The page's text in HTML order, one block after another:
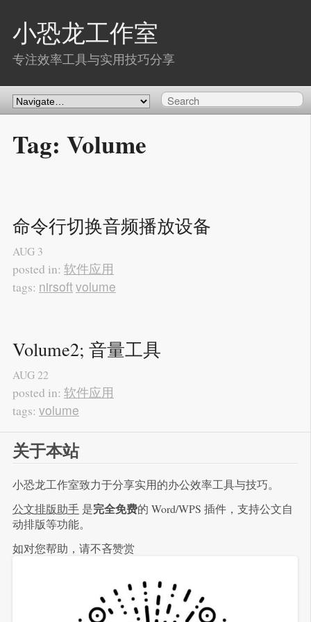
小恐龙工作室
专注效率工具与实用技巧分享
Tag: Volume
命令行切换音频播放设备
AUG 3
posted in: 软件应用
tags: nirsoftvolume
Volume2; 音量工具
AUG 22
posted in: 软件应用
tags: volume
关于本站
小恐龙工作室致力于分享实用的办公效率工具与技巧。
公文排版助手 是完全免费的 Word/WPS 插件，支持公文自
动排版等功能。
如对您帮助，请不吝赞赏